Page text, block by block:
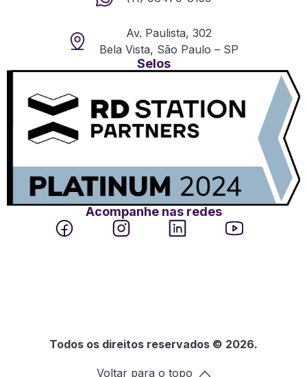
Av. Paulista, 302
Bela Vista, São Paulo – SP
Selos
Acompanhe nas redes
Todos os direitos reservados © 2026.
Voltar para o topo